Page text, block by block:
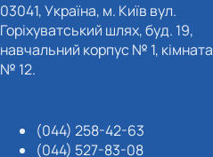
03041, Україна, м. Київ вул.
Горіхуватський шлях, буд. 19,
навчальний корпус № 1, кімната
№ 12.
(044) 258-42-63
(044) 527-83-08